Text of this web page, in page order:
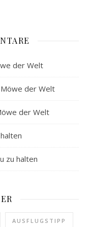
der Welt
der Welt
der Welt
zu halten
AUSFLUGSTIPP